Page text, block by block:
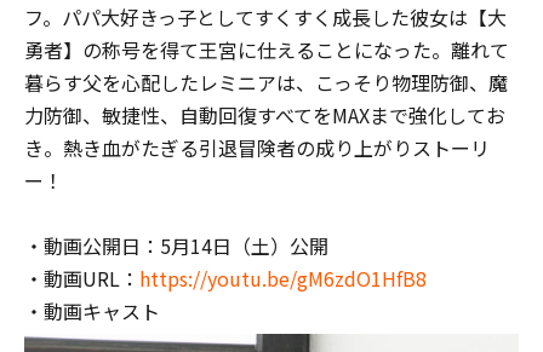
フ。パパ大好きっ子としてすくすく成長した彼女は【大
勇者】の称号を得て王宮に仕えることになった。離れて
暮らす父を心配したレミニアは、こっそり物理防御、魔
力防御、敏捷性、自動回復すべてをMAXまで強化してお
き――。熱き血がたぎる引退冒険者の成り上がりストーリ
ー！
・動画公開日：5月14日（土）公開
・動画URL： https://youtu.be/gM6zdO1HfB8
・動画キャスト